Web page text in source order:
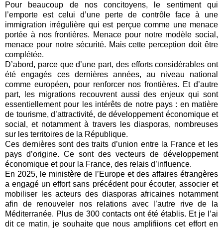
Pour beaucoup de nos concitoyens, le sentiment qui
l’emporte est celui d’une perte de contrôle face à une
immigration irrégulière qui est perçue comme une menace
portée à nos frontières. Menace pour notre modèle social,
menace pour notre sécurité. Mais cette perception doit être
complétée.
D’abord, parce que d’une part, des efforts considérables ont
été engagés ces dernières années, au niveau national
comme européen, pour renforcer nos frontières. Et d’autre
part, les migrations recouvrent aussi des enjeux qui sont
essentiellement pour les intérêts de notre pays : en matière
de tourisme, d’attractivité, de développement économique et
social, et notamment à travers les diasporas, nombreuses
sur les territoires de la République.
Ces dernières sont des traits d’union entre la France et les
pays d’origine. Ce sont des vecteurs de développement
économique et pour la France, des relais d’influence.
En 2025, le ministère de l’Europe et des affaires étrangères
a engagé un effort sans précédent pour écouter, associer et
mobiliser les acteurs des diasporas africaines notamment
afin de renouveler nos relations avec l’autre rive de la
Méditerranée. Plus de 300 contacts ont été établis. Et je l’ai
dit ce matin, je souhaite que nous amplifiions cet effort en